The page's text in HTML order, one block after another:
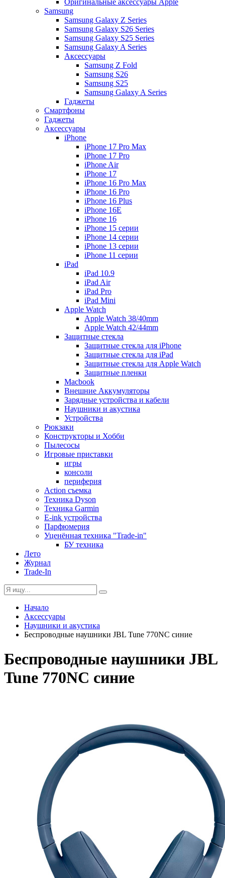
Оригинальные аксессуары Apple
Samsung
Samsung Galaxy Z Series
Samsung Galaxy S26 Series
Samsung Galaxy S25 Series
Samsung Galaxy A Series
Аксессуары
Samsung Z Fold
Samsung S26
Samsung S25
Samsung Galaxy A Series
Гаджеты
Смартфоны
Гаджеты
Аксессуары
iPhone
iPhone 17 Pro Max
iPhone 17 Pro
iPhone Air
iPhone 17
iPhone 16 Pro Max
iPhone 16 Pro
iPhone 16 Plus
iPhone 16E
iPhone 16
iPhone 15 серии
iPhone 14 серии
iPhone 13 серии
iPhone 11 серии
iPad
iPad 10.9
iPad Air
iPad Pro
iPad Mini
Apple Watch
Apple Watch 38/40mm
Apple Watch 42/44mm
Защитные стекла
Защитные стекла для iPhone
Защитные стекла для iPad
Защитные стекла для Apple Watch
Защитные пленки
Macbook
Внешние Аккумуляторы
Зарядные устройства и кабели
Наушники и акустика
Устройства
Рюкзаки
Конструкторы и Хобби
Пылесосы
Игровые приставки
игры
консоли
периферия
Action съемка
Техника Dyson
Техника Garmin
E-ink устройства
Парфюмерия
Уценённая техника "Trade-in"
БУ техника
Лето
Журнал
Trade-In
Начало
Аксессуары
Наушники и акустика
Беспроводные наушники JBL Tune 770NC синие
Беспроводные наушники JBL
Tune 770NC синие